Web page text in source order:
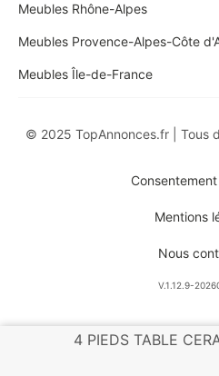
4 PIEDS TABLE
Meubles Rhône-Alpes
Meubles Provence-Alpes-Côte
Meubles Île-de-France
© 2025 TopAnnonces.fr | Tous
Mentions
Nous
V.1.12.9-